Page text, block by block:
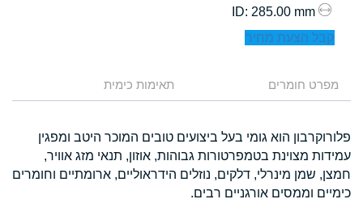
: 285.00 mm
קבל הצעת מחיר
מפרט חומרים תאימות כימית
פלורוקרבון הוא גומי בעל ביצועים טובים המוכר היטב ומפגין
עמידות מצוינת בטמפרטורות גבוהות, אוזון, תנאי מזג אוויר,
חמצן, שמן מינרלי, דלקים, נוזלים הידראוליים, ארומתיים וחומרים
כימיים וממסים אורגניים רבים.